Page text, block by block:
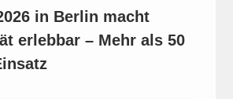
in Berlin macht
erlebbar – Mehr als 50